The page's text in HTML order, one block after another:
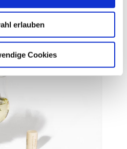
erlauben
Cookies